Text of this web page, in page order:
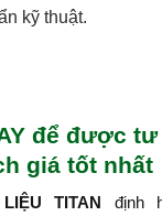
kỹ thuật.
để được
giá tốt nhất
TITAN định